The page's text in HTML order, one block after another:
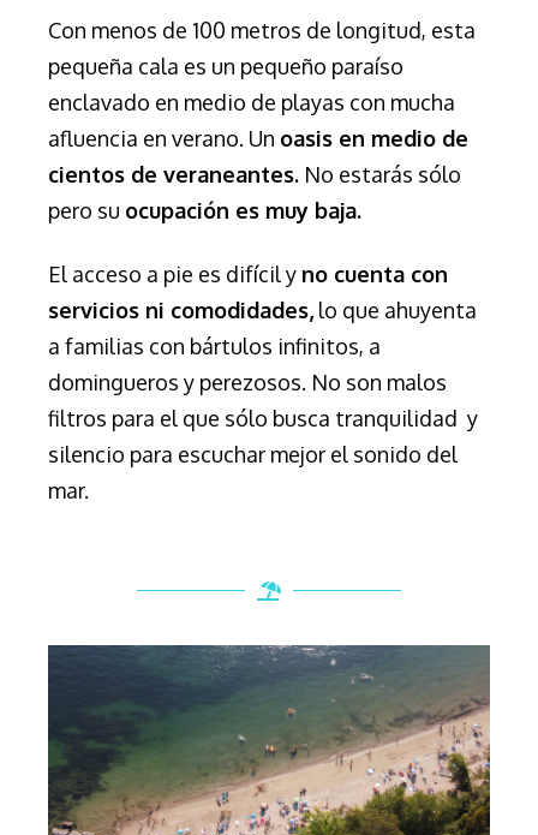
Con menos de 100 metros de longitud, esta
pequeña cala es un pequeño paraíso
enclavado en medio de playas con mucha
afluencia en verano. Un oasis en medio de
cientos de veraneantes. No estarás sólo
pero su ocupación es muy baja.
El acceso a pie es difícil y no cuenta con
servicios ni comodidades, lo que ahuyenta
a familias con bártulos infinitos, a
domingueros y perezosos. No son malos
filtros para el que sólo busca tranquilidad y
silencio para escuchar mejor el sonido del
mar.